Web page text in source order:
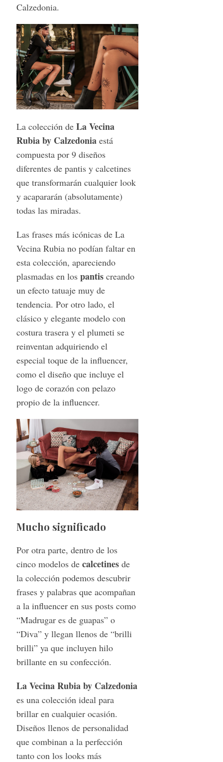
Calzedonia.
La colección de La Vecina
Rubia by Calzedonia está
compuesta por 9 diseños
diferentes de pantis y calcetines
que transformarán cualquier look
y acapararán (absolutamente)
todas las miradas.
Las frases más icónicas de La
Vecina Rubia no podían faltar en
esta colección, apareciendo
plasmadas en los pantis creando
un efecto tatuaje muy de
tendencia. Por otro lado, el
clásico y elegante modelo con
costura trasera y el plumeti se
reinventan adquiriendo el
especial toque de la inﬂuencer,
como el diseño que incluye el
logo de corazón con pelazo
propio de la influencer.
Mucho significado
Por otra parte, dentro de los
cinco modelos de calcetines de
la colección podemos descubrir
frases y palabras que acompañan
a la inﬂuencer en sus posts como
“Madrugar es de guapas” o
“Diva” y llegan llenos de “brilli
brilli” ya que incluyen hilo
brillante en su confección.
La Vecina Rubia by Calzedonia
es una colección ideal para
brillar en cualquier ocasión.
Diseños llenos de personalidad
que combinan a la perfección
tanto con los looks más
S
e
a
r
h
f
o
r